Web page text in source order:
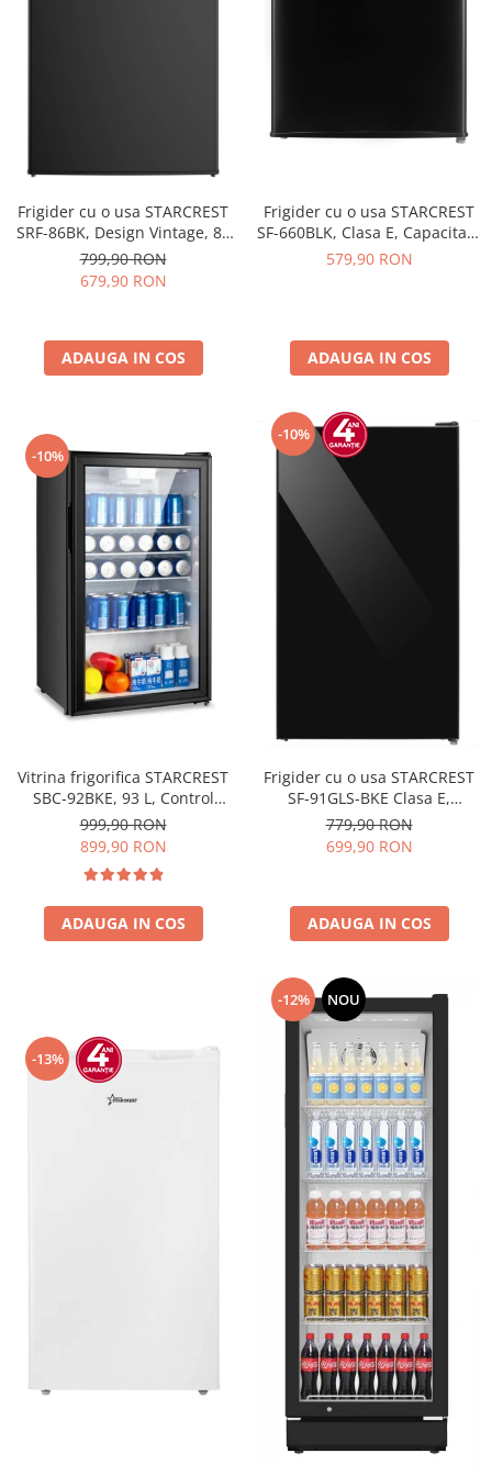
Frigider cu o usa STARCREST
SRF-86BK, Design Vintage, 85
l, Clasa E, Iluminare
interioara, H 84 cm, Negru
799,90 RON
679,90 RON
ADAUGA IN COS
Frigider cu o usa STARCREST
SF-660BLK, Clasa E, Capacitate
66 L, H 63 cm, Negru
579,90 RON
ADAUGA IN COS
-10%
Vitrina frigorifica STARCREST
SBC-92BKE, 93 L, Control
temperatura, Usa sticla, H
83.2 cm, Negru
999,90 RON
899,90 RON
ADAUGA IN COS
-10%
Frigider cu o usa STARCREST
SF-91GLS-BKE Clasa E,
Capacitate 91L, Iluminare
interioara, H 83 cm, Sticla
Neagra
779,90 RON
699,90 RON
ADAUGA IN COS
-13%
-12% NOU